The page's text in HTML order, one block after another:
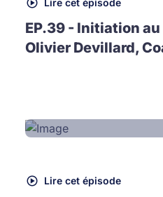
Lire cet épisode
EP.39 - Initiation
Olivier Devillard,
Lire cet épisode